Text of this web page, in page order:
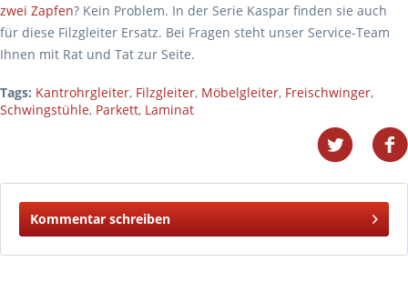
zwei Zapfen? Kein Problem. In der Serie Kaspar finden sie auch
für diese Filzgleiter Ersatz. Bei Fragen steht unser Service-Team
Ihnen mit Rat und Tat zur Seite.
Tags: Kantrohrgleiter, Filzgleiter, Möbelgleiter, Freischwinger,
Schwingstühle, Parkett, Laminat
Kommentar schreiben